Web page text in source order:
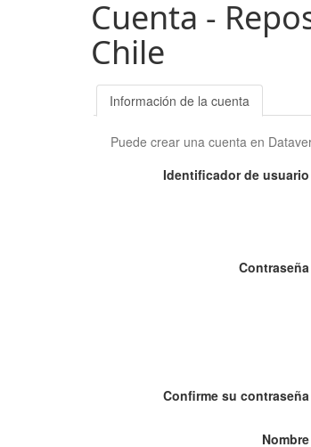
Cuenta -
Chile
Información de la cuenta
Puede crear una cuenta en
Identificador de usuario
Contraseña
Confirme su contraseña
Nombre